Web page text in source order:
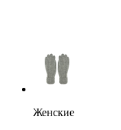
Женские